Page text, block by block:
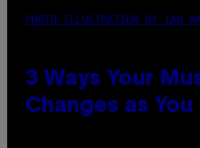
PHOTO ILLUSTRATION BY IAN
3 Ways Your
Changes as